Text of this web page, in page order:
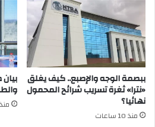
ببصمة الوجه والإصبع.. كيف يغلق
«نترا» ثغرة تسريب شرائح المحمول
نهائيا؟
منذ 10 ساعات
منذ 13 ساعة